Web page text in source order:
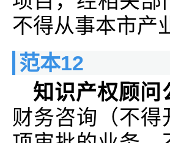
不得从事本市产
范本12
知识产权顾问
财务咨询（不